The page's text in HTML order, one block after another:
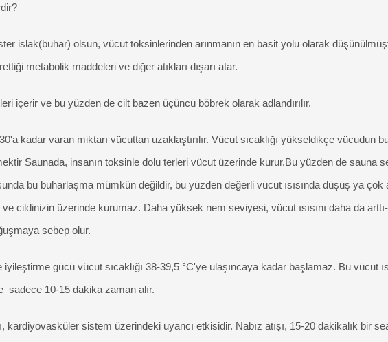
islak(buhar) olsun, vücut toksinlerinden arınmanın en basit yolu olarak
metabolik maddeleri ve diğer atıkları dışarı atar.
içerir ve bu yüzden de cilt bazen üçüncü böbrek olarak adlandırılır.
kadar varan miktarı vücuttan uzaklaştırılır. Vücut sıcaklığı yükseldikçe
Saunada, insanın toksinle dolu terleri vücut üzerinde kurur.Bu yüzden de sauna
bu buharlaşma mümkün değildir, bu yüzden değerli vücut ısısında düşüş ya
cildinizin üzerinde kurumaz. Daha yüksek nem seviyesi, vücut ısısını daha da
sebep olur.
gücü vücut sıcaklığı 38-39,5 °C'ye ulaşıncaya kadar başlamaz. Bu vücut
sadece 10-15 dakika zaman alır.
kardiyovasküler sistem üzerindeki uyancı etkisidir. Nabız atışı, 15-20 dakikalık bir